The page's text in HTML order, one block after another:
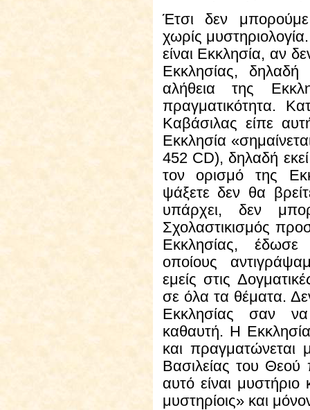
Έτσι δεν
χωρίς
είναι Εκκλησία, αν
Εκκλησίας,
αλήθεια της
πραγματικότητα.
Καβάσιλας είπε
Εκκλησία
452 CD), δηλαδή
τον ορισμό της
ψάξετε δεν θα
υπάρχει, δεν
Σχολαστικισμός
Εκκλησίας,
οποίους
εμείς στις
σε όλα τα θέματα.
Εκκλησίας σαν να
καθαυτή. Η
και πραγματώνεται
Βασιλείας του Θεού
αυτό είναι μυστήριο
μυστηρίοις» και